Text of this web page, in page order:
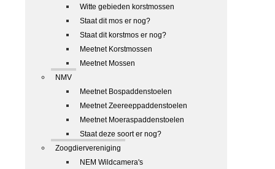
Witte gebieden korstmossen
Staat dit mos er nog?
Staat dit korstmos er nog?
Meetnet Korstmossen
Meetnet Mossen
NMV
Meetnet Bospaddenstoelen
Meetnet Zeereeppaddenstoelen
Meetnet Moeraspaddenstoelen
Staat deze soort er nog?
Zoogdiervereniging
NEM Wildcamera's